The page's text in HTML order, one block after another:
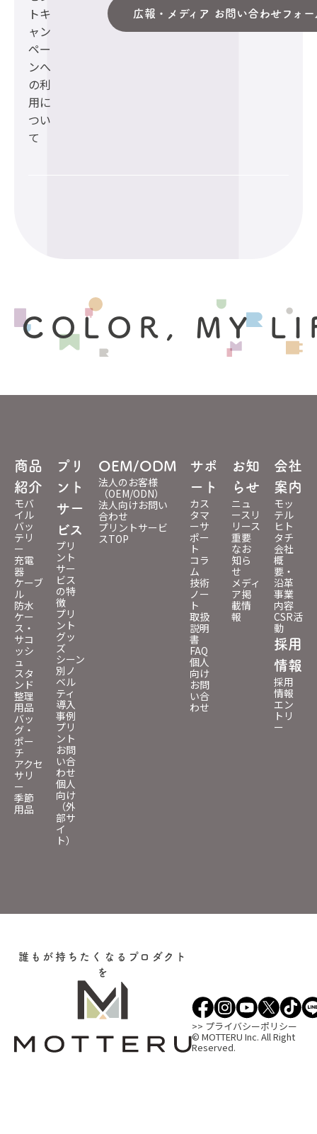
トキ
ャン
ペー
ンへ
の利
用に
つい
て
広報・メディア お問い合わせフォー
COLOR, MY
商品
紹介
モバ
イル
バッ
テリ
ー
充電
器
ケーブ
ル
防水
ケー
ス・
サコ
ッシ
ュ
スタ
ンド
整理
用品
バッ
グ・
ポー
チ
アクセ
サリ
ー
季節
用品
プリ
ント
サー
ビス
プリ
ント
サー
ビス
の特
徴
プリ
ント
グッ
ズ
シーン
別ノ
ベル
ティ
導入
事例
プリ
ント
お問
い合
わせ
個人
向け
（外
部サ
イ
ト）
OEM/ODM
法人のお客様
（OEM/ODN）
法人向けお問い
合わせ
プリントサービ
スTOP
サポ
ート
カス
タマ
ーサ
ポー
ト
コラ
ム
技術
ノー
ト
取扱
説明
書
FAQ
個人
向け
お問
い合
わせ
お知
らせ
ニュ
ースリ
リース
重要
なお
知ら
せ
メディ
ア掲
載情
報
会社
案内
モッ
テル
ヒト
タチ
会社
概
要・
沿革
事業
内容
CSR活
動
採用
情報
採用
情報
エン
トリ
ー
誰もが持ちたくなるプロダクト
を
>> プライバシーポリシー
© MOTTERU Inc. All Right
Reserved.